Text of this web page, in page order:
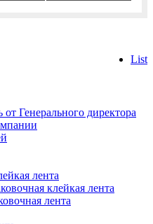
List
от Генерального директора
лента
клейкая лента
лента